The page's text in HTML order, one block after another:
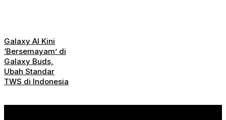
Galaxy AI Kini
‘Bersemayam’ di
Galaxy Buds,
Ubah Standar
TWS di Indonesia